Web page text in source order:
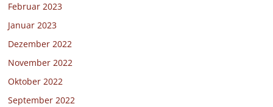
Februar 2023
Januar 2023
Dezember 2022
November 2022
Oktober 2022
September 2022